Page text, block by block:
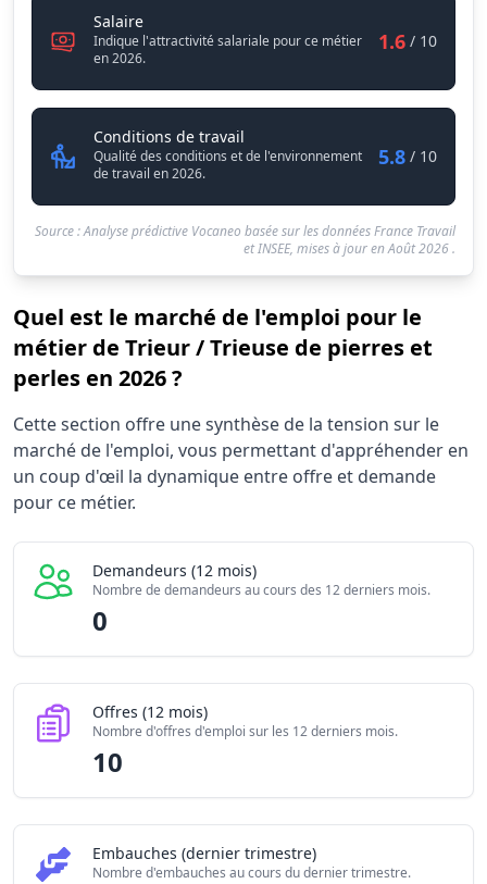
SalaireTrieur / Trieuse de pierres et perles
Indique l'attractivité salariale pour ce métier
en 2026.
1.6 / 10
Conditions de travail
Qualité des conditions et de l'environnement
de travail en 2026.
5.8 / 10
Source : Analyse prédictive Vocaneo basée sur les données France Travail
et INSEE, mises à jour enAoût 2026.
Quel est le marché de l'emploi pour le
métier de Trieur / Trieuse de pierres et
perles en 2026 ?
Statistiques recrutement Trieur / Trieuse de pierres et
Indicateur
Valeur
Demandeurs d'emploi (12 mois)
0
Offres publiées (12 mois)
Indice de tension globale
Cette section offre une synthèse de la tension sur le
marché de l'emploi, vous permettant d'appréhender en
un coup d'œil la dynamique entre offre et demande
pour ce métier.
Demandeurs (12 mois)
Nombre de demandeurs au cours des 12 derniers mois.
0
Offres (12 mois)
Nombre d'offres d'emploi sur les 12 derniers mois.
10
Embauches (dernier trimestre)
Nombre d'embauches au cours du dernier trimestre.